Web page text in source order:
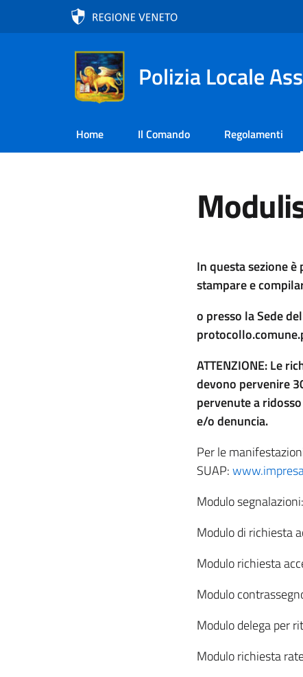
Polizia Locale
Home Il Comando Regolamenti
In questa sezione
stampare e
o presso la Sede
ATTENZIONE: Le
devono pervenire
pervenute a
e/o denuncia.
Per le
SUAP:
Modulo segnalazioni:
Modulo di richiesta
Modulo richiesta
Modulo
Modulo delega per
Modulo richiesta